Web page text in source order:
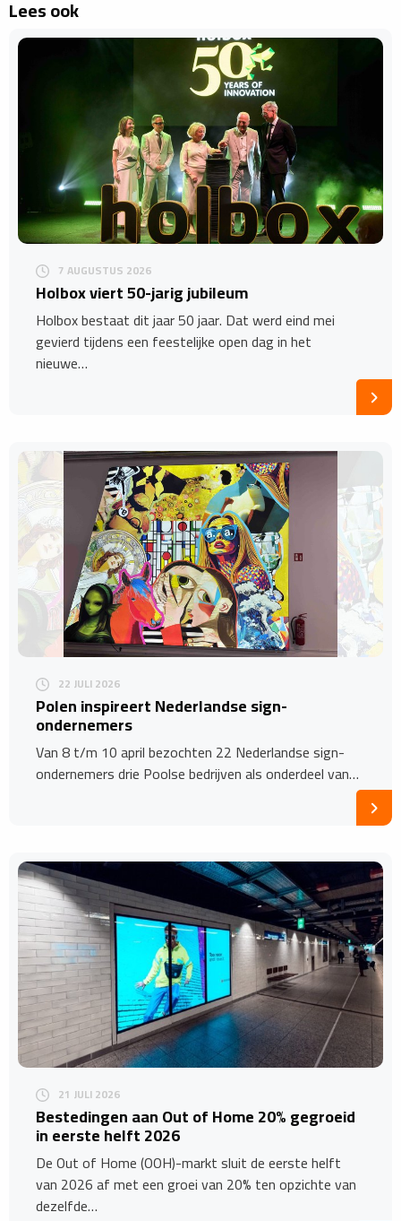
Lees ook
7 AUGUSTUS 2026
Holbox viert 50-jarig jubileum
Holbox bestaat dit jaar 50 jaar. Dat werd eind mei
gevierd tijdens een feestelijke open dag in het
nieuwe…
22 JULI 2026
Polen inspireert Nederlandse sign-
ondernemers
Van 8 t/m 10 april bezochten 22 Nederlandse sign-
ondernemers drie Poolse bedrijven als onderdeel van…
21 JULI 2026
Bestedingen aan Out of Home 20% gegroeid
in eerste helft 2026
De Out of Home (OOH)-markt sluit de eerste helft
van 2026 af met een groei van 20% ten opzichte van
dezelfde…